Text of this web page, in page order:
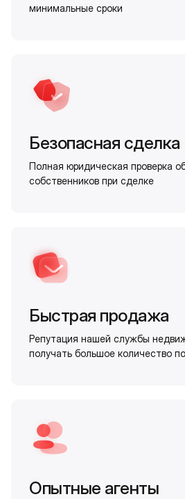
минимальные сроки
Безопасная сделка
Полная юридическая проверка
собственников при сделке
Быстрая продажа
Репутация нашей службы
получать большое количество
Опытные агенты